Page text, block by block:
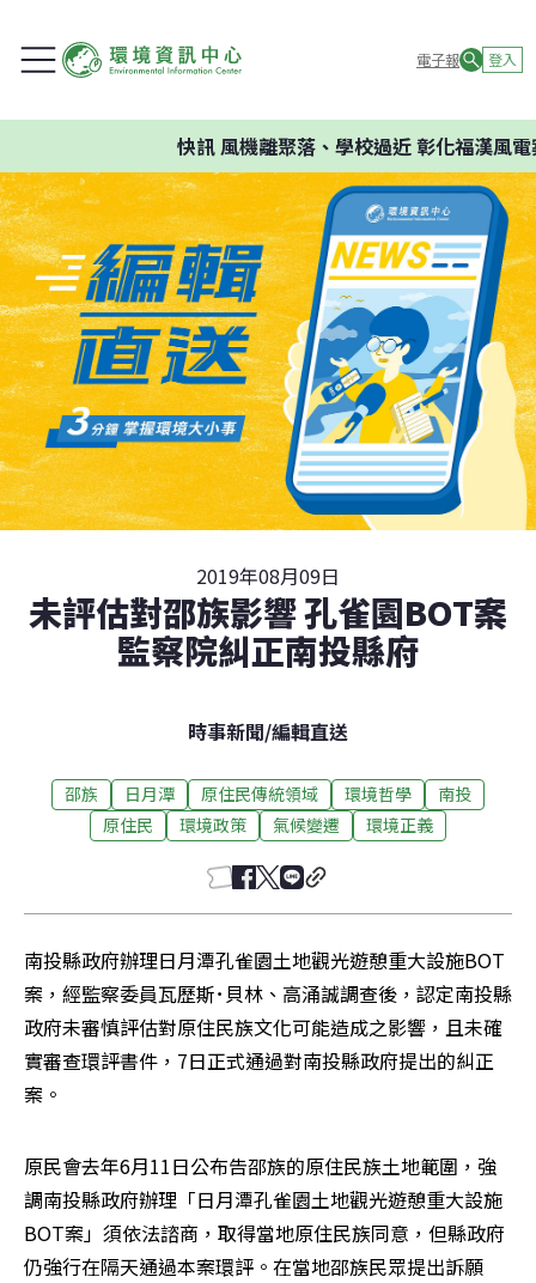
電子報 登入
快訊風機離聚落、學校過近 彰化福漢風電
2019年08月09日
未評估對邵族影響 孔雀園BOT案
監察院糾正南投縣府
時事新聞/編輯直送
邵族 日月潭 原住民傳統領域 環境哲學
南投
原住民
環境政策 氣候變遷 環境正義
南投縣政府辦理日月潭孔雀園土地觀光遊憩重大設施BOT
案，經監察委員瓦歷斯･貝林、高涌誠調查後，認定南投縣
政府未審慎評估對原住民族文化可能造成之影響，且未確
實審查環評書件，7日正式通過對南投縣政府提出的糾正
案。
原民會去年6月11日公布告邵族的原住民族土地範圍，強
調南投縣政府辦理「日月潭孔雀園土地觀光遊憩重大設施
BOT案」須依法諮商，取得當地原住民族同意，但縣政府
仍強行在隔天通過本案環評。在當地邵族民眾提出訴願